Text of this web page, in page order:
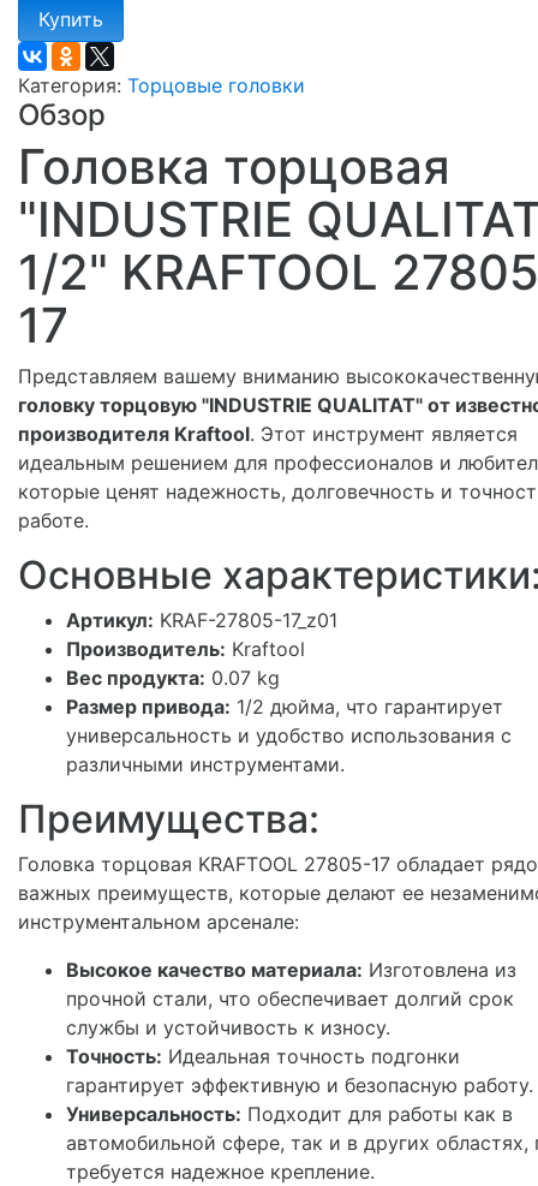
Купить
Категория: Торцовые головки
Обзор
Головка торцовая
"INDUSTRIE
1/2" KRAFTOOL
17
Представляем вашему вниманию
головку торцовую "INDUSTRIE QUALITAT" от
производителя Kraftool. Этот инструмент является
идеальным решением для профессионалов и
которые ценят надежность, долговечность и
работе.
Основные
Артикул: KRAF-27805-17_z01
Производитель: Kraftool
Вес продукта: 0.07 kg
Размер привода: 1/2 дюйма, что гарантирует
универсальность и удобство использования с
различными инструментами.
Преимущества:
Головка торцовая KRAFTOOL 27805-17 обладает
важных преимуществ, которые делают ее
инструментальном арсенале:
Высокое качество материала: Изготовлена из
прочной стали, что обеспечивает долгий срок
службы и устойчивость к износу.
Точность: Идеальная точность подгонки
гарантирует эффективную и безопасную работу.
Универсальность: Подходит для работы как в
автомобильной сфере, так и в других областях,
требуется надежное крепление.